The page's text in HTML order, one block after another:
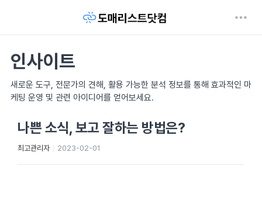
인사이트
새로운 도구, 전문가의 견해, 활용 가능한 분석 정보를 통해 효과적인 마
케팅 운영 및 관련 아이디어를 얻어보세요.
나쁜 소식, 보고 잘하는 방법은?
최고관리자 2023-02-01